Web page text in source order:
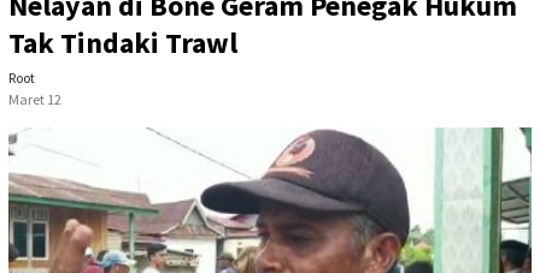
Tak Tindaki Trawl
Root
Maret 12